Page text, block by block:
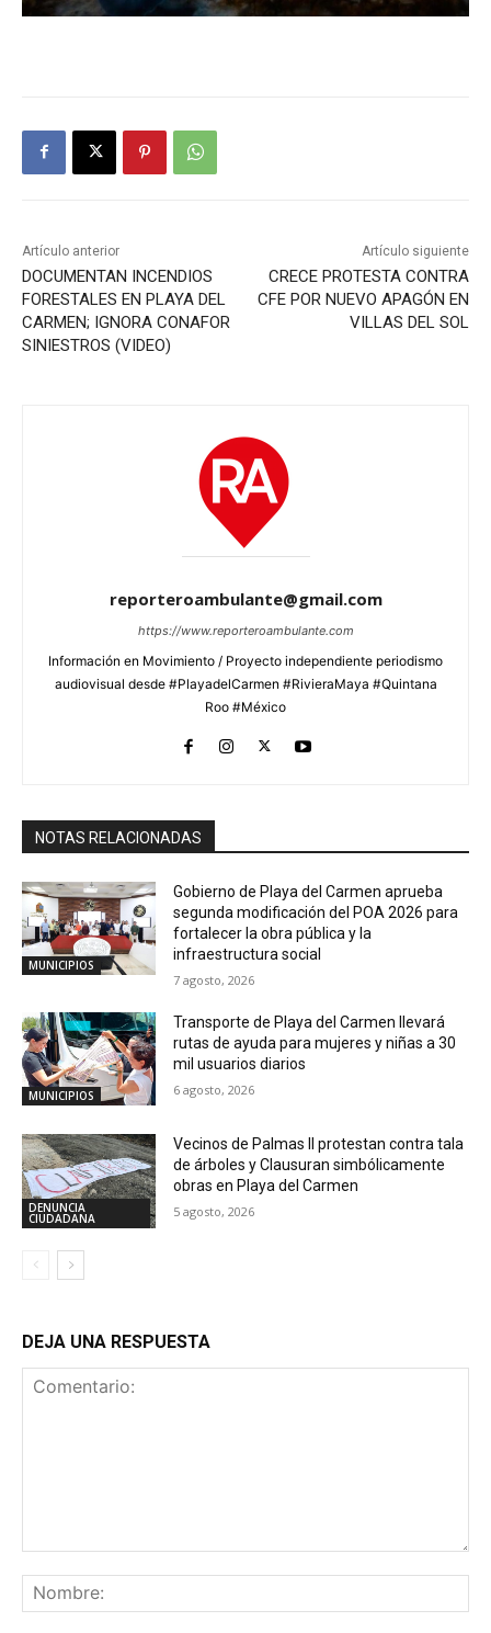
Artículo anterior
DOCUMENTAN INCENDIOS
FORESTALES EN PLAYA DEL
CARMEN; IGNORA CONAFOR
SINIESTROS (VIDEO)
Artículo siguiente
CRECE PROTESTA CONTRA
CFE POR NUEVO APAGÓN EN
VILLAS DEL SOL
reporteroambulante@gmail.com
https://www.reporteroambulante.com
Información en Movimiento / Proyecto independiente periodismo
audiovisual desde #PlayadelCarmen #RivieraMaya #Quintana
Roo #México
NOTAS RELACIONADAS
MUNICIPIOS
Gobierno de Playa del Carmen aprueba
segunda modificación del POA 2026 para
fortalecer la obra pública y la
infraestructura social
7 agosto, 2026
MUNICIPIOS
Transporte de Playa del Carmen llevará
rutas de ayuda para mujeres y niñas a 30
mil usuarios diarios
6 agosto, 2026
DENUNCIA
CIUDADANA
Vecinos de Palmas II protestan contra tala
de árboles y Clausuran simbólicamente
obras en Playa del Carmen
5 agosto, 2026
DEJA UNA RESPUESTA